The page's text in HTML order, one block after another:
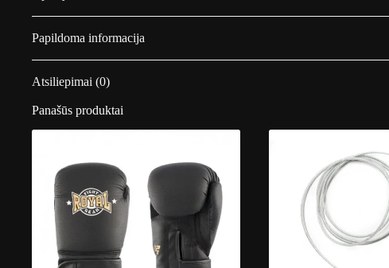
Papildoma informacija
Atsiliepimai (0)
Panašūs produktai